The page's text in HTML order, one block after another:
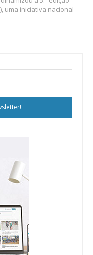
uma iniciativa nacional